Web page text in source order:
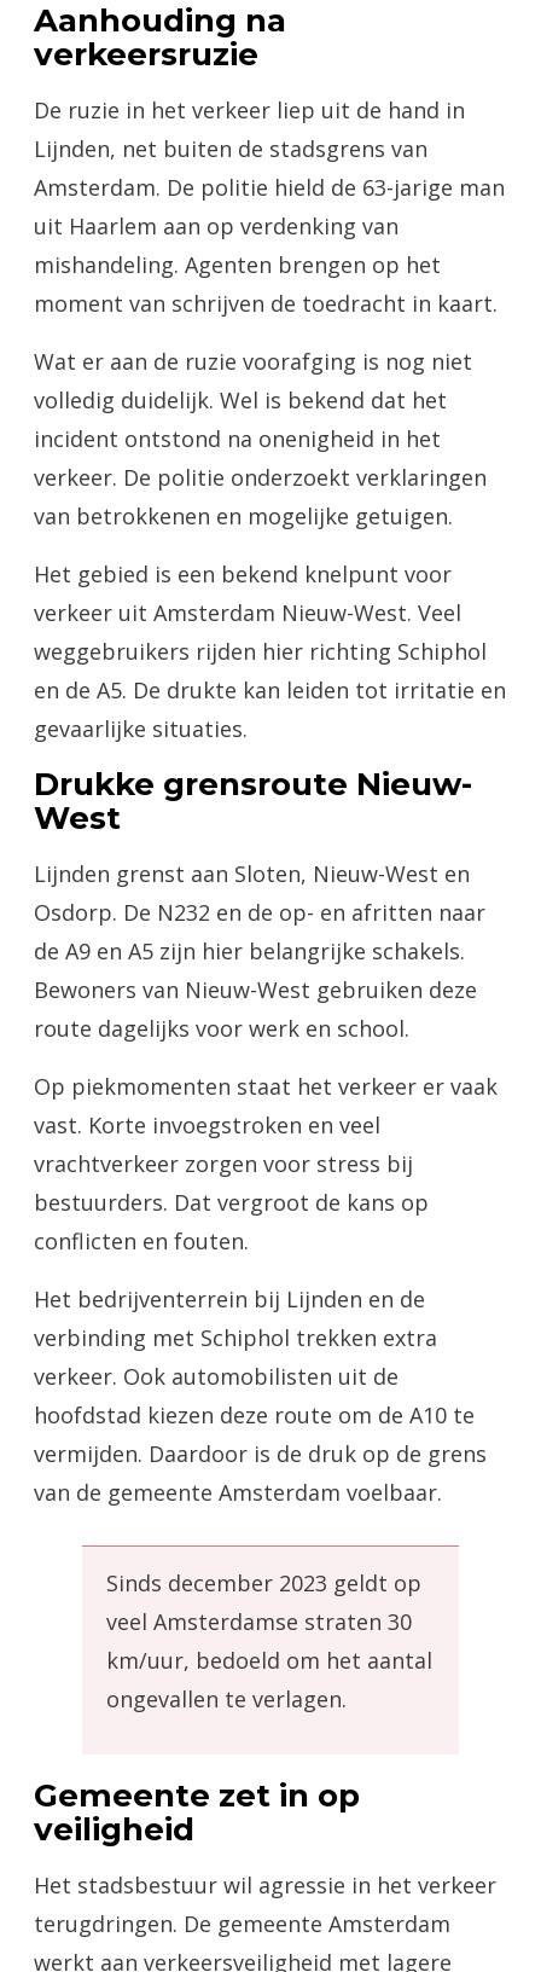
Aanhouding na
verkeersruzie
De ruzie in het verkeer liep uit de hand in
Lijnden, net buiten de stadsgrens van
Amsterdam. De politie hield de 63-jarige man
uit Haarlem aan op verdenking van
mishandeling. Agenten brengen op het
moment van schrijven de toedracht in kaart.
Wat er aan de ruzie voorafging is nog niet
volledig duidelijk. Wel is bekend dat het
incident ontstond na onenigheid in het
verkeer. De politie onderzoekt verklaringen
van betrokkenen en mogelijke getuigen.
Het gebied is een bekend knelpunt voor
verkeer uit Amsterdam Nieuw-West. Veel
weggebruikers rijden hier richting Schiphol
en de A5. De drukte kan leiden tot irritatie en
gevaarlijke situaties.
Drukke grensroute Nieuw-
West
Lijnden grenst aan Sloten, Nieuw-West en
Osdorp. De N232 en de op- en afritten naar
de A9 en A5 zijn hier belangrijke schakels.
Bewoners van Nieuw-West gebruiken deze
route dagelijks voor werk en school.
Op piekmomenten staat het verkeer er vaak
vast. Korte invoegstroken en veel
vrachtverkeer zorgen voor stress bij
bestuurders. Dat vergroot de kans op
conflicten en fouten.
Het bedrijventerrein bij Lijnden en de
verbinding met Schiphol trekken extra
verkeer. Ook automobilisten uit de
hoofdstad kiezen deze route om de A10 te
vermijden. Daardoor is de druk op de grens
van de gemeente Amsterdam voelbaar.
Sinds december 2023 geldt op
veel Amsterdamse straten 30
km/uur, bedoeld om het aantal
ongevallen te verlagen.
Gemeente zet in op
veiligheid
Het stadsbestuur wil agressie in het verkeer
terugdringen. De gemeente Amsterdam
werkt aan verkeersveiligheid met lagere